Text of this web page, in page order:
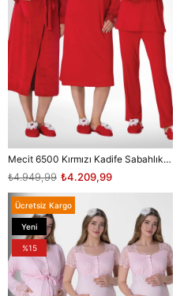
Mecit 6500 Kırmızı Kadife Sabahlıklı Gecelik Pijama Lohusa Set
₺4.209,99
₺4.949,99
Ücretsiz Kargo
Yeni
Ürün
%15